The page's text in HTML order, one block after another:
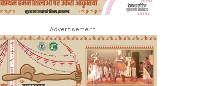
Advertisement